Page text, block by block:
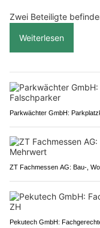
Zwei Beteiligte
Weiterlesen
Parkwächter GmbH:
ZT Fachmessen AG: Bau-,
Pekutech GmbH: